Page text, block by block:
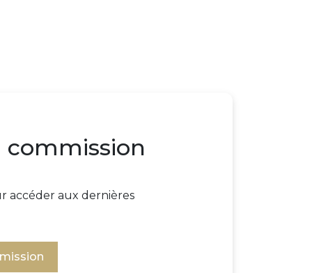
commission
accéder aux dernières